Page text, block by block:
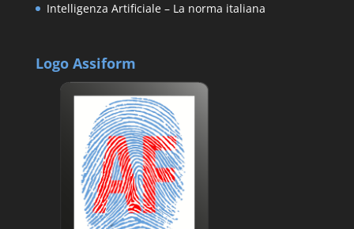
Intelligenza Artificiale – La norma italiana
Logo Assiform